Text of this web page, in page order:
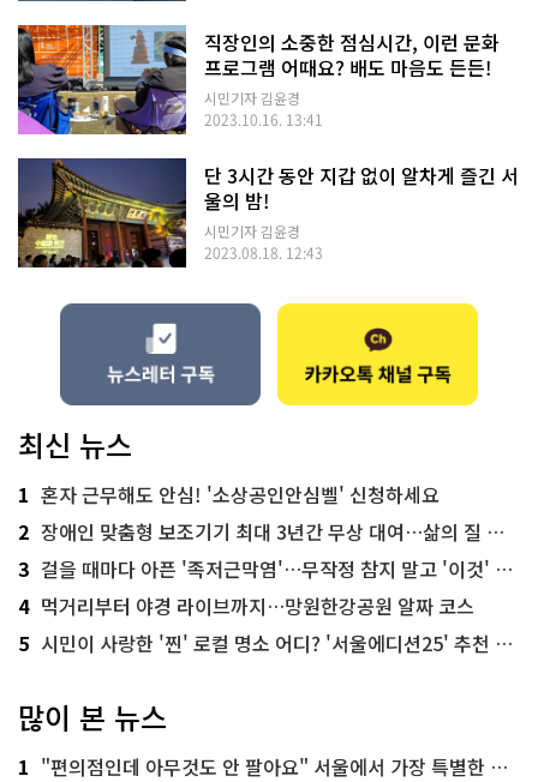
직장인의 소중한 점심시간, 이런 문화
프로그램 어때요? 배도 마음도 든든!
시민기자 김윤경
2023.10.16. 13:41
단 3시간 동안 지갑 없이 알차게 즐긴 서
울의 밤!
시민기자 김윤경
2023.08.18. 12:43
최신 뉴스
1 혼자 근무해도 안심! '소상공인안심벨' 신청하세요
2 장애인 맞춤형 보조기기 최대 3년간 무상 대여…삶의 질 높인다
3 걸을 때마다 아픈 '족저근막염'…무작정 참지 말고 '이것' 해보세요!
4 먹거리부터 야경 라이브까지…망원한강공원 알짜 코스
5 시민이 사랑한 '찐' 로컬 명소 어디? '서울에디션25' 추천 코스
많이 본 뉴스
1 "편의점인데 아무것도 안 팔아요" 서울에서 가장 특별한 편의점의 정체